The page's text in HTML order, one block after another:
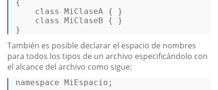
{
class
MiClaseA { }
class
MiClaseB { }
}
También es posible declarar el espacio de nombres
para todos los tipos de un archivo especificándolo con
el alcance del archivo como sigue:
namespace MiEspacio;